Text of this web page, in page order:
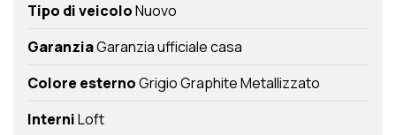
Tipo di veicoloNuovo
GaranziaGaranzia ufficiale casa
Colore esternoGrigio Graphite Metallizzato
InterniLoft